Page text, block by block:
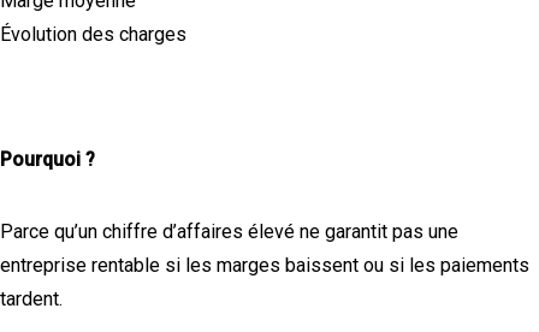
Évolution des charges
Pourquoi ?
Parce qu’un chiffre d’affaires élevé ne garantit pas une
entreprise rentable si les marges baissent ou si les paiements
tardent.